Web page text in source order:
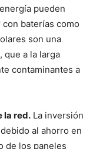
pueden
baterías como
son una
que a la larga
contaminantes a
la red. La inversión
al ahorro en
de los paneles